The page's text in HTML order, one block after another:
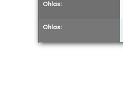
Ohlas:
Ohlas: